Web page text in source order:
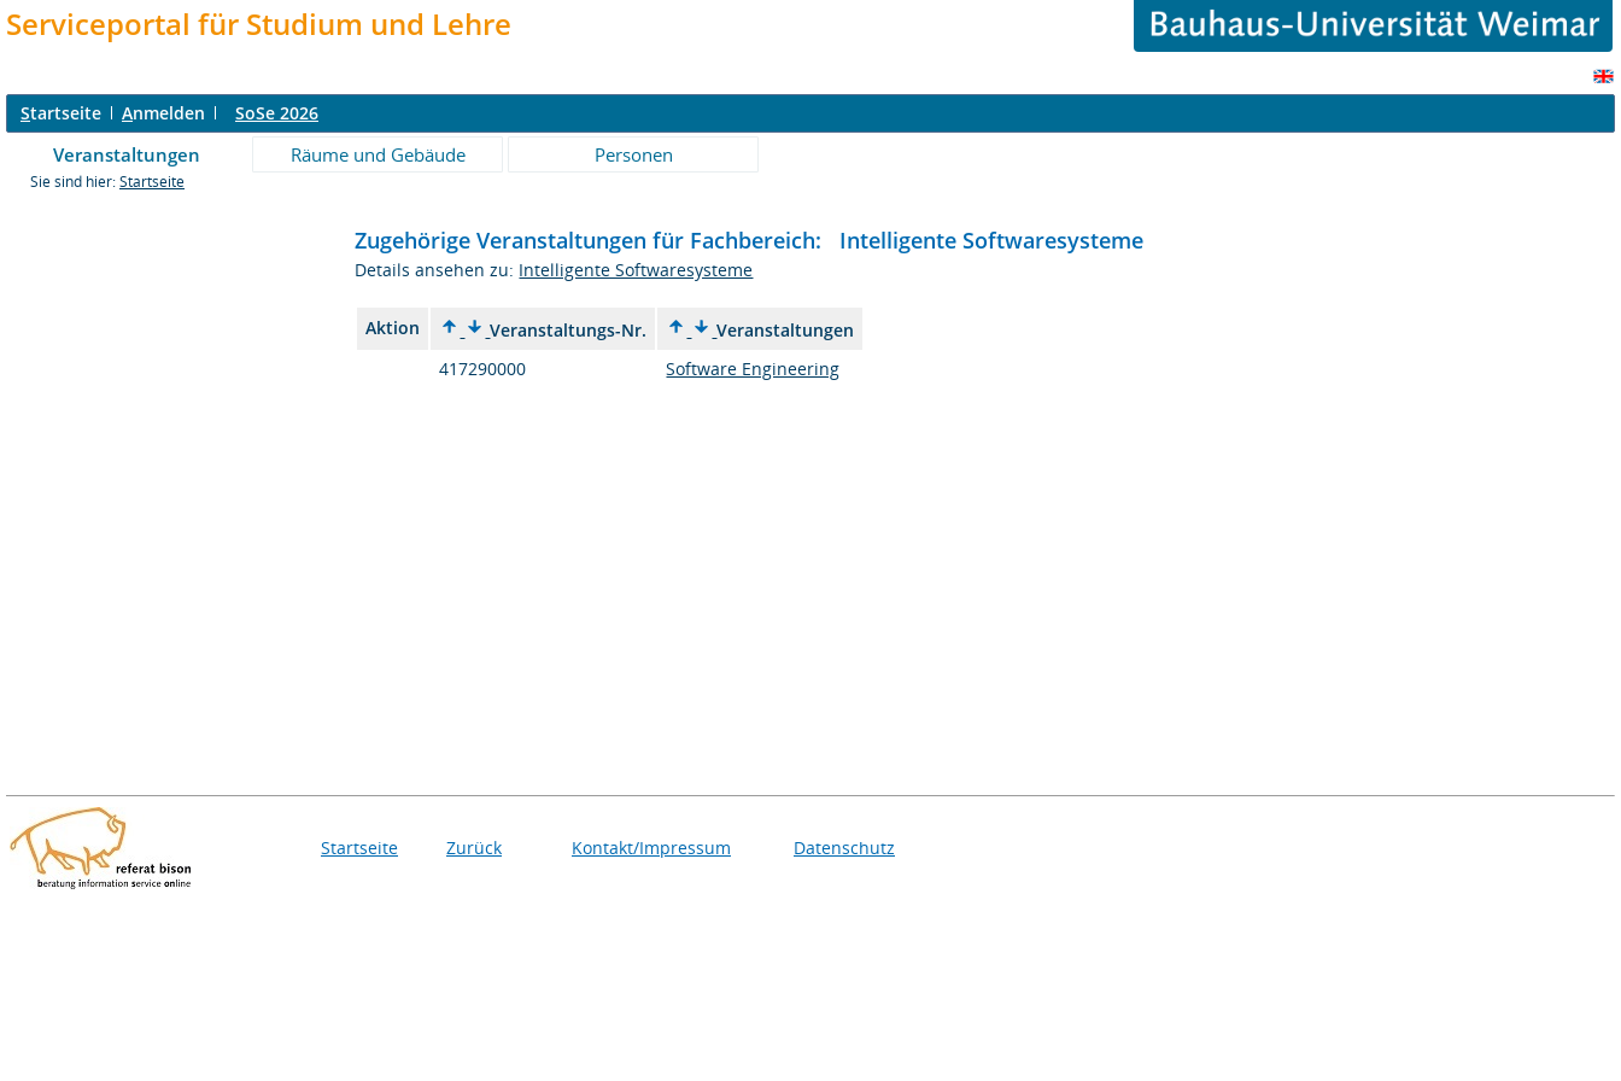
Serviceportal für Studium und Lehre
Startseite Anmelden SoSe 2026
Veranstaltungen Räume und Gebäude Personen
Sie sind hier: Startseite
Zugehörige Veranstaltungen für Fachbereich: Intelligente Softwaresysteme
Details ansehen zu: Intelligente Softwaresysteme
Aktion Veranstaltungs-Nr.
Veranstaltungen
417290000
Software Engineering
Startseite Zurück Kontakt/Impressum Datenschutz